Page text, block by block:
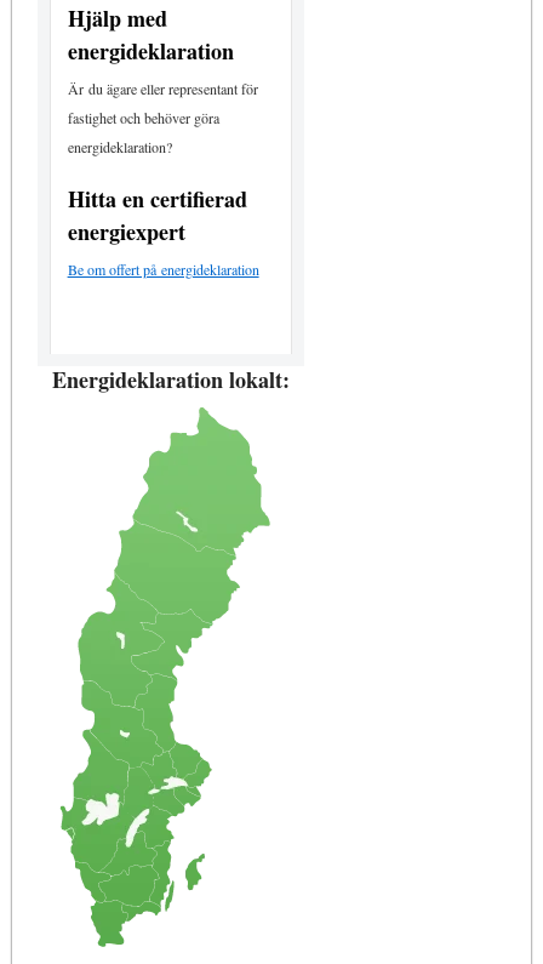
Hjälp med
energideklaration
Är du ägare eller representant för
fastighet och behöver göra
energideklaration?
Hitta en certifierad
energiexpert
Be om offert på energideklaration
Energideklaration lokalt: